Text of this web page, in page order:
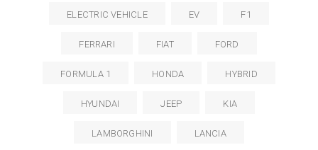
ELECTRIC VEHICLE EV F1
FERRARI FIAT FORD
FORMULA 1 HONDA HYBRID
HYUNDAI JEEP KIA
LAMBORGHINI LANCIA